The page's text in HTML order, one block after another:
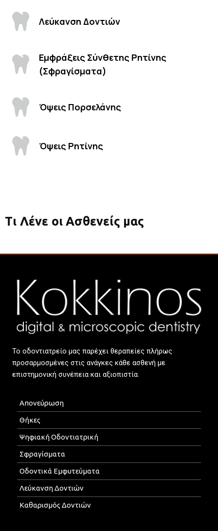
Λεύκανση Δοντιών
Εμφράξεις Σύνθετης Ρητίνης
(Σφραγίσματα)
Όψεις Πορσελάνης
Όψεις Ρητίνης
Τι Λένε οι Ασθενείς μας
Το οδοντιατρείο μας παρέχει θεραπείες πλήρως
προσαρμοσμένες στις ανάγκες κάθε ασθενή με
επιστημονική συνέπεια και αξιοπιστία.
Απονεύρωση
Θήκες
Ψηφιακή Οδοντιατρική
Σφραγίσματα
Οδοντικά Εμφυτεύματα
Λεύκανση Δοντιών
Καθαρισμός Δοντιών